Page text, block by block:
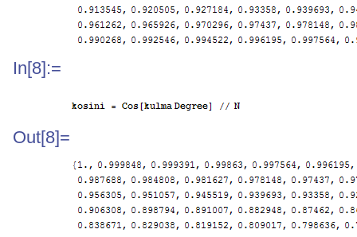
In[8]:=
Out[8]=